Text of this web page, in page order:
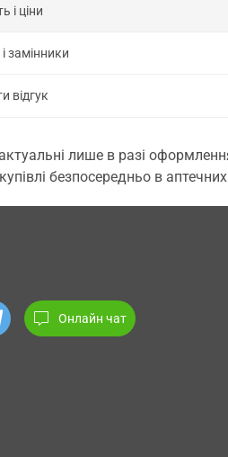
і ціни
замінники
відгук
лише в разі
безпосередньо в
Онлайн чат